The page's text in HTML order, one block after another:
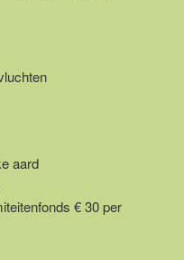
aard
€ 30 per